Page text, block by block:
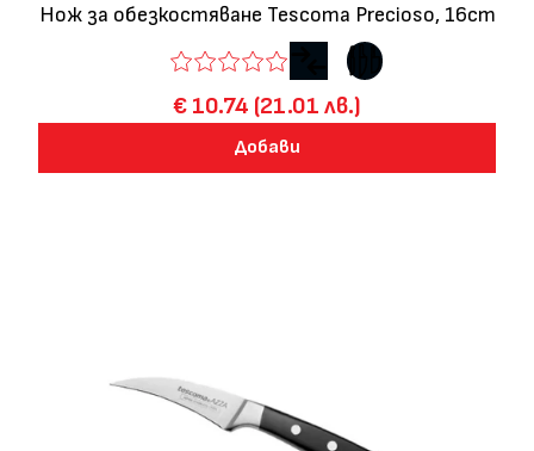
Нож за обезкостяване Tescoma Precioso, 16cm
€ 10.74 (21.01 лв.)
Добави